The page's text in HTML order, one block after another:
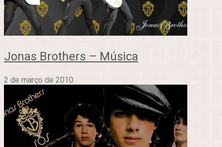
Jonas Brothers – Música
2 de março de 2010